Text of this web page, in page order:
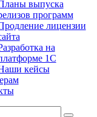
выпуска
программ
лицензии
на
1С
кейсы